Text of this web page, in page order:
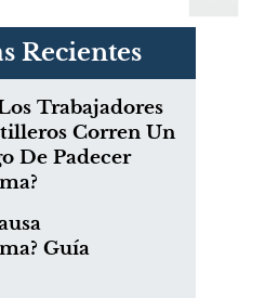
Recientes
Trabajadores
Corren Un
De Padecer
Guía